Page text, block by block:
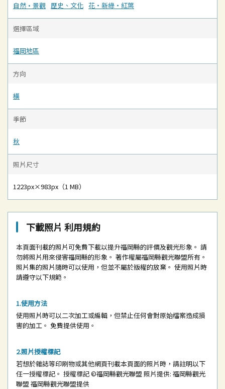
自然·景觀 歷史、文化 花‧新綠‧紅葉
選擇區域
福岡地區
方向
橫
季節
秋
照片尺寸
1223px×983px（1 MB）
下載照片 利用規約
本頁面刊載的照片可免費下載以提升福岡縣的評價及觀光形象。 請
勿將照片用來侵害福岡縣的形象。 著作權屬福岡縣觀光聯盟所有。
照片集的照片隨時可以使用，但並不屬於版權的放棄。 使用照片時
請遵守以下規範。
使用方法
使用照片時可以二次加工或編輯，但禁止任何會對原始檔案造成損
害的加工。 免費提供使用。
照片授權標記
若想於雜誌等印刷物或其他網頁刊載本頁面的照片時，請註明以下
任一授權標記。 授權標記©福岡縣觀光聯盟 照片提供: 福岡縣觀光
聯盟 福岡縣觀光聯盟提供